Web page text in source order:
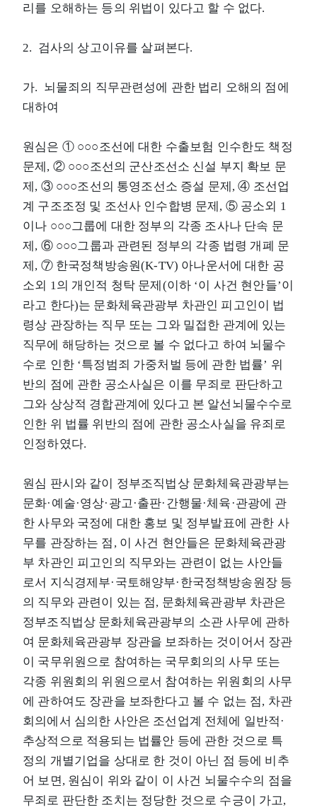
리를 오해하는 등의 위법이 있다고 할 수 없다.
2. 검사의 상고이유를 살펴본다.
가. 뇌물죄의 직무관련성에 관한 법리 오해의 점에
대하여
원심은 ① ○○○조선에 대한 수출보험 인수한도 책정
문제, ② ○○○조선의 군산조선소 신설 부지 확보 문
제, ③ ○○○조선의 통영조선소 증설 문제, ④ 조선업
계 구조조정 및 조선사 인수합병 문제, ⑤ 공소외 1
이나 ○○○그룹에 대한 정부의 각종 조사나 단속 문
제, ⑥ ○○○그룹과 관련된 정부의 각종 법령 개폐 문
제, ⑦ 한국정책방송원(K-TV) 아나운서에 대한 공
소외 1의 개인적 청탁 문제(이하 ‘이 사건 현안들’이
라고 한다)는 문화체육관광부 차관인 피고인이 법
령상 관장하는 직무 또는 그와 밀접한 관계에 있는
직무에 해당하는 것으로 볼 수 없다고 하여 뇌물수
수로 인한 ‘특정범죄 가중처벌 등에 관한 법률’ 위
반의 점에 관한 공소사실은 이를 무죄로 판단하고
그와 상상적 경합관계에 있다고 본 알선뇌물수수로
인한 위 법률 위반의 점에 관한 공소사실을 유죄로
인정하였다.
원심 판시와 같이 정부조직법상 문화체육관광부는
문화·예술·영상·광고·출판·간행물·체육·관광에 관
한 사무와 국정에 대한 홍보 및 정부발표에 관한 사
무를 관장하는 점, 이 사건 현안들은 문화체육관광
부 차관인 피고인의 직무와는 관련이 없는 사안들
로서 지식경제부·국토해양부·한국정책방송원장 등
의 직무와 관련이 있는 점, 문화체육관광부 차관은
정부조직법상 문화체육관광부의 소관 사무에 관하
여 문화체육관광부 장관을 보좌하는 것이어서 장관
이 국무위원으로 참여하는 국무회의의 사무 또는
각종 위원회의 위원으로서 참여하는 위원회의 사무
에 관하여도 장관을 보좌한다고 볼 수 없는 점, 차관
회의에서 심의한 사안은 조선업계 전체에 일반적·
추상적으로 적용되는 법률안 등에 관한 것으로 특
정의 개별기업을 상대로 한 것이 아닌 점 등에 비추
어 보면, 원심이 위와 같이 이 사건 뇌물수수의 점을
무죄로 판단한 조치는 정당한 것으로 수긍이 가고,